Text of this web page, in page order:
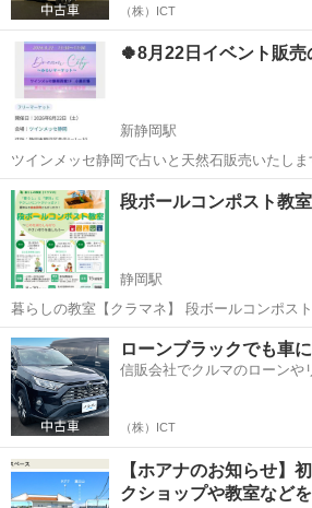
（株）ICT
🍀8月22日イベント販売
新静岡駅
ツインメッセ静岡で占いと天然石販売いたします(⁠ ⁠ꈍ⁠ᴗ⁠ꈍ⁠) メ
ですが、魂の友人となるお石さんの御縁も繋
しだけ販売いたします(⁠☆⁠▽⁠☆⁠) 滝川神社にてしっかりと浄化、エネル
ギー...
静岡 静岡市 新静岡駅 ワークショッ
段ボールコンポスト教室
静岡駅
暮らしの教室【クラマネ】 段ボールコンポスト教室 ～「暮ら
「家計」にやさしいヒントがいっぱい！～ 「
聞いたことはあるけど、本当にできるの？」
験型講座です。 ...
静岡 富士宮市 静岡駅 ワークショッ
ローンブラックでも車
信販会社でクルマのローンや
（株）ICT
【ホアナのお知らせ】
クショップや教室など